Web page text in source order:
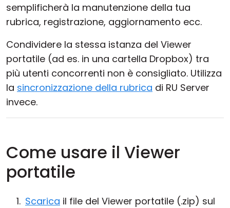
semplificherà la manutenzione della tua
rubrica, registrazione, aggiornamento ecc.
Condividere la stessa istanza del Viewer
portatile (ad es. in una cartella Dropbox) tra
più utenti concorrenti non è consigliato. Utilizza
la sincronizzazione della rubrica di RU Server
invece.
Come usare il Viewer
portatile
Scarica il file del Viewer portatile (.zip) sul